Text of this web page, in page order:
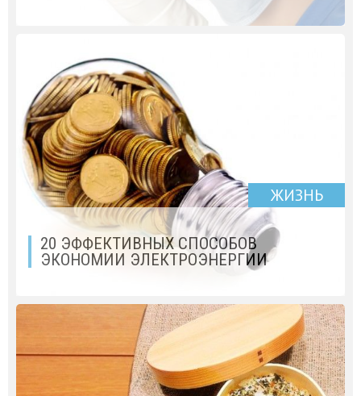
ЖИЗНЬ
20 ЭФФЕКТИВНЫХ СПОСОБОВ
ЭКОНОМИИ ЭЛЕКТРОЭНЕРГИИ